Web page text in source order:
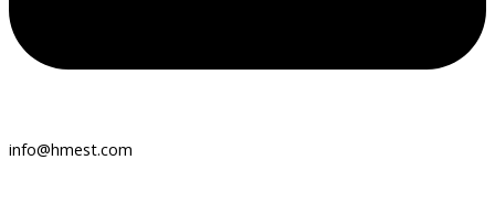
info@hmest.com